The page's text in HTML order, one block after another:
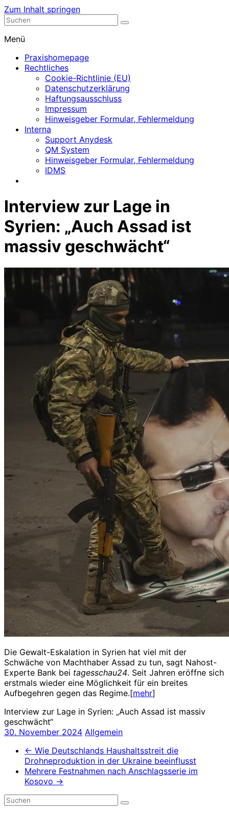
Zum Inhalt springen
Nephrologische Praxis mit Dialyse
Menü
Praxishomepage
Rechtliches
Cookie-Richtlinie (EU)
Datenschutzerklärung
Haftungsausschluss
Impressum
Hinweisgeber Formular, Fehlermeldung
Interna
Support Anydesk
QM System
Hinweisgeber Formular, Fehlermeldung
IDMS
Interview zur Lage in
Syrien: „Auch Assad ist
massiv geschwächt“
Die Gewalt-Eskalation in Syrien hat viel mit der
Schwäche von Machthaber Assad zu tun, sagt Nahost-
Experte Bank bei tagesschau24. Seit Jahren eröffne sich
erstmals wieder eine Möglichkeit für ein breites
Aufbegehren gegen das Regime.[mehr]
Interview zur Lage in Syrien: „Auch Assad ist massiv
geschwächt“
30. November 2024 Allgemein
← Wie Deutschlands Haushaltsstreit die
Drohneproduktion in der Ukraine beeinflusst
Mehrere Festnahmen nach Anschlagsserie im
Kosovo →